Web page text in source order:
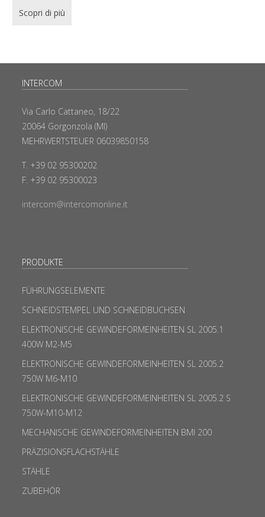
Scopri di più
INTERCOM
Via Carlo Cattaneo, 18/22
20064 Gorgonzola (MI)
MEHRWERTSTEUER 06039850158
T. +39 02 95300202
F. +39 02 95300023
intercom@intercomonline.it
PRODUKTE
FÜHRUNGSELEMENTE
SCHNEIDSTEMPEL UND SCHNEIDBUCHSEN
ELEKTRONISCHE GEWINDEFORMEINHEITEN SL 2005.1
400W M2-M5
ELEKTRONISCHE GEWINDEFORMEINHEITEN SL 2005.2
750W M6-M10
ELEKTRONISCHE GEWINDEFORMEINHEITEN SL 2005.2 S
750W-M10-M12
MECHANISCHE GEWINDEFORMEINHEITEN BMI 200
PRÄZISIONSFLACHSTÄHLE
STÄHLE
ZUBEHÖR